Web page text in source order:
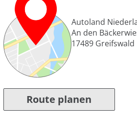
Autoland
An den
17489 Greifswald
Route planen